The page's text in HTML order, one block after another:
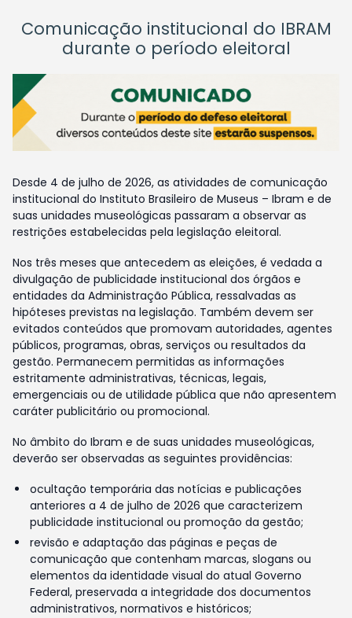
Comunicação institucional do IBRAM
durante o período eleitoral
Desde 4 de julho de 2026, as atividades de comunicação
institucional do Instituto Brasileiro de Museus – Ibram e de
suas unidades museológicas passaram a observar as
restrições estabelecidas pela legislação eleitoral.
Nos três meses que antecedem as eleições, é vedada a
divulgação de publicidade institucional dos órgãos e
entidades da Administração Pública, ressalvadas as
hipóteses previstas na legislação. Também devem ser
evitados conteúdos que promovam autoridades, agentes
públicos, programas, obras, serviços ou resultados da
gestão. Permanecem permitidas as informações
estritamente administrativas, técnicas, legais,
emergenciais ou de utilidade pública que não apresentem
caráter publicitário ou promocional.
No âmbito do Ibram e de suas unidades museológicas,
deverão ser observadas as seguintes providências:
ocultação temporária das notícias e publicações
anteriores a 4 de julho de 2026 que caracterizem
publicidade institucional ou promoção da gestão;
revisão e adaptação das páginas e peças de
comunicação que contenham marcas, slogans ou
elementos da identidade visual do atual Governo
Federal, preservada a integridade dos documentos
administrativos, normativos e históricos;